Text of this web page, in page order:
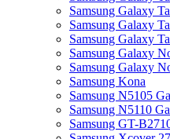
Samsung Galaxy
Samsung Galaxy
Samsung Galaxy
Samsung Galaxy
Samsung Galaxy
Samsung Kona
Samsung N5105
Samsung N5110
Samsung GT-